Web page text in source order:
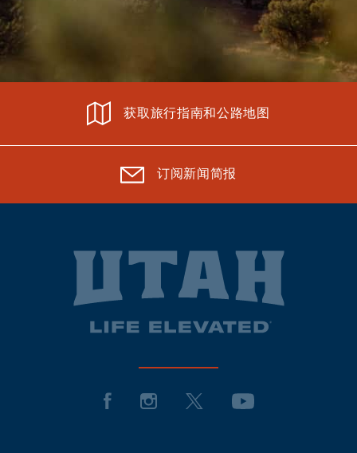
获取旅行指南和公路地图
订阅新闻简报